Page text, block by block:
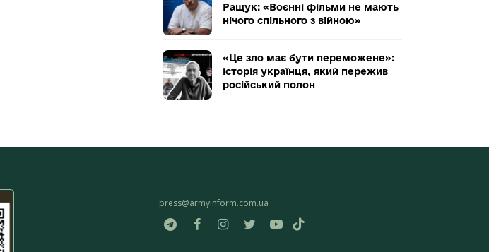
Ращук: «Воєнні фільми не мають
нічого спільного з війною»
«Це зло має бути переможене»:
історія українця, який пережив
російський полон
press@armyinform.com.ua